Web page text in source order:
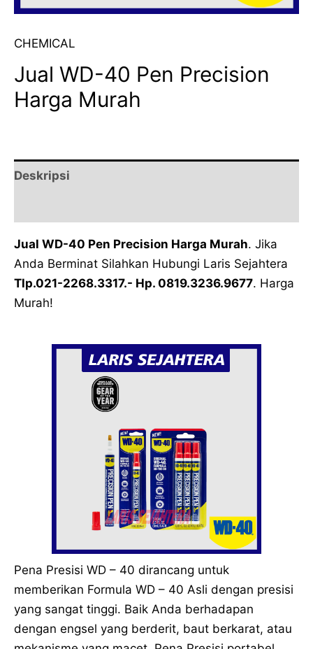
CHEMICAL
Jual WD-40 Pen Precision
Harga Murah
Deskripsi
Jual WD-40 Pen Precision Harga Murah. Jika
Anda Berminat Silahkan Hubungi Laris Sejahtera
Tlp.021-2268.3317.- Hp. 0819.3236.9677. Harga
Murah!
Pena Presisi WD – 40 dirancang untuk
memberikan Formula WD – 40 Asli dengan presisi
yang sangat tinggi. Baik Anda berhadapan
dengan engsel yang berderit, baut berkarat, atau